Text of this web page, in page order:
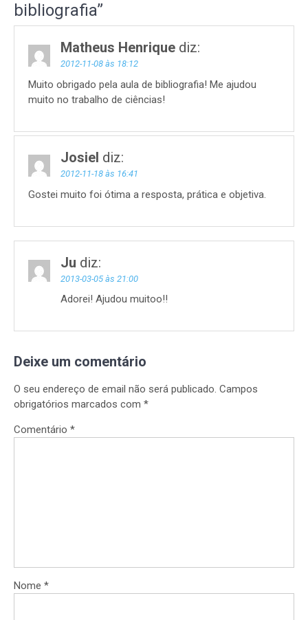
bibliografia”
Matheus Henrique diz:
2012-11-08 às 18:12
Muito obrigado pela aula de bibliografia! Me ajudou
muito no trabalho de ciências!
Josiel diz:
2012-11-18 às 16:41
Gostei muito foi ótima a resposta, prática e objetiva.
Ju diz:
2013-03-05 às 21:00
Adorei! Ajudou muitoo!!
Deixe um comentário
O seu endereço de email não será publicado. Campos
obrigatórios marcados com *
Comentário *
Nome *